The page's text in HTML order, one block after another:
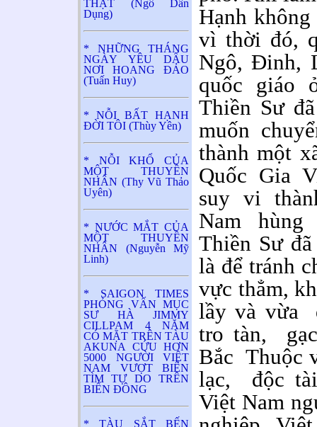
THẬT (Ngô Dân
Dụng)
* NHỮNG THÁNG
NGÀY YÊU DẤU
NƠI HOANG ĐẢO
(Tuấn Huy)
* NỖI BẤT HẠNH
ĐỜI TÔI (Thùy Yên)
* NỖI KHỔ CỦA
MỘT THUYỀN
NHÂN (Thy Vũ Thảo
Uyên)
* NƯỚC MẮT CỦA
MỘT THUYỀN
NHÂN (Nguyễn Mỹ
Linh)
* SAIGON TIMES
PHỎNG VẤN MỤC
SƯ HÀ JIMMY
CILLPAM 4 NĂM
CÓ MẶT TRÊN TÀU
AKUNA CỨU HƠN
5000 NGƯỜI VIỆT
NAM VƯỢT BIỂN
TÌM TỰ DO TRÊN
BIỂN ĐÔNG
* TÀU SẮT BẾN
Hạnh
vì thời đó,
Ngô, Đinh,
quốc giáo
Thiền Sư
muốn
thành một
Quốc Gia
suy vi
Nam
Thiền Sư
là để tránh
vực thẳm,
lầy và vừa
tro tàn,
Bắc Thuộc
lạc, độc
Việt Nam